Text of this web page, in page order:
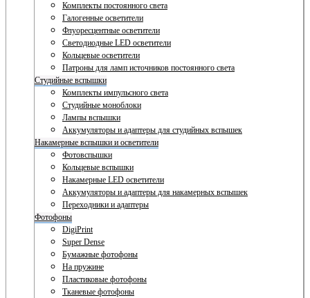
Комплекты постоянного света
Галогенные осветители
Флуоресцентные осветители
Светодиодные LED осветители
Кольцевые осветители
Патроны для ламп источников постоянного света
Студийные вспышки
Комплекты импульсного света
Студийные моноблоки
Лампы вспышки
Аккумуляторы и адаптеры для студийных вспышек
Накамерные вспышки и осветители
Фотовспышки
Кольцевые вспышки
Накамерные LED осветители
Аккумуляторы и адаптеры для накамерных вспышек
Переходники и адаптеры
Фотофоны
DigiPrint
Super Dense
Бумажные фотофоны
На пружине
Пластиковые фотофоны
Тканевые фотофоны